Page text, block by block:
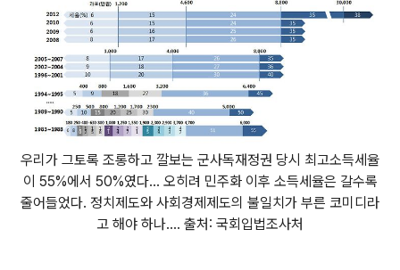
우리가 그토록 조롱하고 깔보는 군사독재정권 당시 최고소득세율
이 55%에서 50%였다... 오히려 민주화 이후 소득세율은 갈수록
줄어들었다. 정치제도와 사회경제제도의 불일치가 부른 코미디라
고 해야 하나.... 출처: 국회입법조사처